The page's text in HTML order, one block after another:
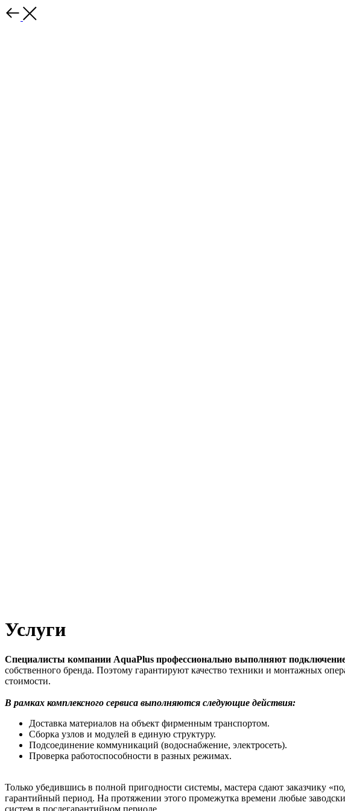
Услуги
Специалисты компании AquaPlus профессионально выполняют
собственного бренда. Поэтому гарантируют качество техники и монтажных
стоимости.
В рамках комплексного сервиса выполняются следующие действия:
Доставка материалов на объект фирменным транспортом.
Сборка узлов и модулей в единую структуру.
Подсоединение коммуникаций (водоснабжение, электросеть).
Проверка работоспособности в разных режимах.
Только убедившись в полной пригодности системы, мастера сдают заказчику
гарантийный период. На протяжении этого промежутка времени любые
систем в послегарантийном периоде.